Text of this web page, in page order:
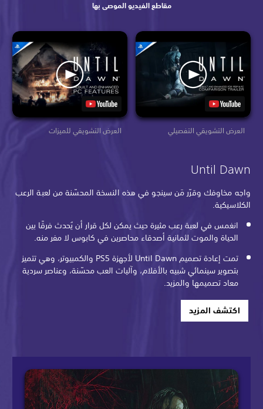
مقاطع الفيديو الموصى بها
العرض التشويقي للميزات العرض التشويقي التفصيلي
Until Dawn
واجه مخاوفك وقرّر مَن سينجو في هذه النسخة المحسّنة من لعبة الرعب
الكلاسيكية.
انغمس في لعبة رعب مثيرة حيث يمكن لكل قرار أن يُحدث فرقًا بين
الحياة والموت لثمانية أصدقاء محاصرين في كابوس لا مفر منه.
تمت إعادة تصميم Until Dawn لأجهزة PS5 والكمبيوتر، وهي تتميز
بتصوير سينمائي شبيه بالأفلام، وآليات العب محسّنة، وعناصر سردية
معاد تصميمها والمزيد.
اكتشف المزيد